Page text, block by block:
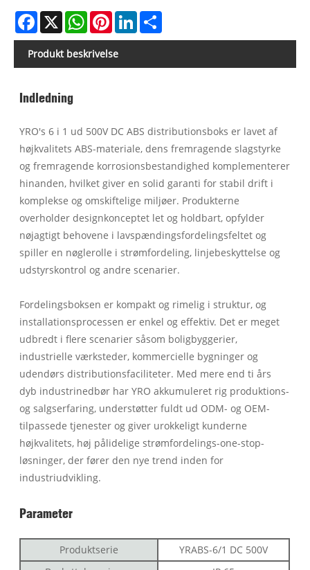
Facebook
X WhatsAppPinterestLinkedIn
Produkt beskrivelse
Indledning
YRO's 6 i 1 ud 500V DC ABS distributionsboks er lavet af
højkvalitets ABS-materiale, dens fremragende slagstyrke
og fremragende korrosionsbestandighed komplementerer
hinanden, hvilket giver en solid garanti for stabil drift i
komplekse og omskiftelige miljøer. Produkterne
overholder designkonceptet let og holdbart, opfylder
nøjagtigt behovene i lavspændingsfordelingsfeltet og
spiller en nøglerolle i strømfordeling, linjebeskyttelse og
udstyrskontrol og andre scenarier.
Fordelingsboksen er kompakt og rimelig i struktur, og
installationsprocessen er enkel og effektiv. Det er meget
udbredt i flere scenarier såsom boligbyggerier,
industrielle værksteder, kommercielle bygninger og
udendørs distributionsfaciliteter. Med mere end ti års
dyb industrinedbør har YRO akkumuleret rig produktions-
og salgserfaring, understøtter fuldt ud ODM- og OEM-
tilpassede tjenester og giver urokkeligt kunderne
højkvalitets, høj pålidelige strømfordelings-one-stop-
løsninger, der fører den nye trend inden for
industriudvikling.
Parameter
Produktserie
YRABS-6/1 DC 500V